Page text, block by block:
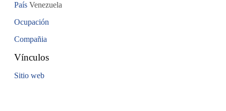
País Venezuela
Ocupación
Compañia
Vínculos
Sitio web